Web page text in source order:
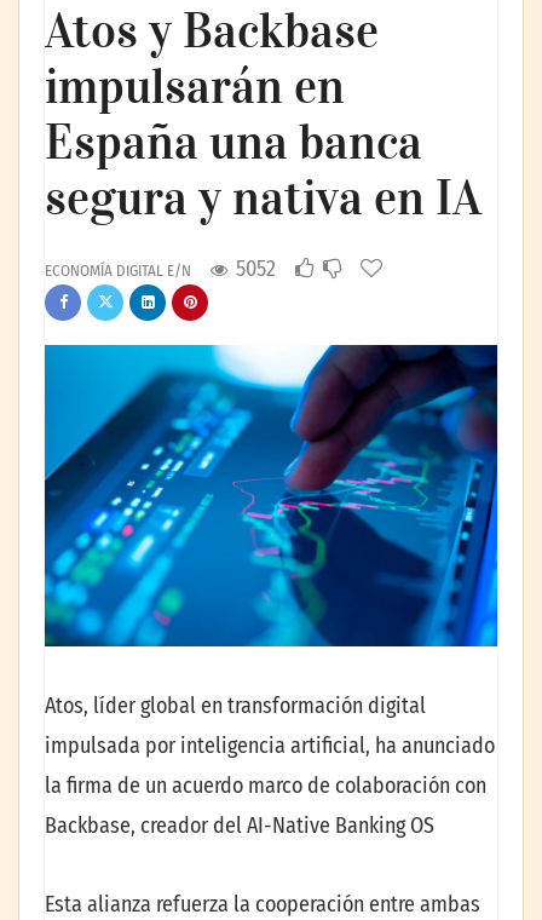
Atos y Backbase
impulsarán en
España una banca
segura y nativa en IA
ECONOMÍA DIGITAL E/N 5052
Atos, líder global en transformación digital
impulsada por inteligencia artificial, ha anunciado
la firma de un acuerdo marco de colaboración con
Backbase, creador del AI-Native Banking OS
Esta alianza refuerza la cooperación entre ambas